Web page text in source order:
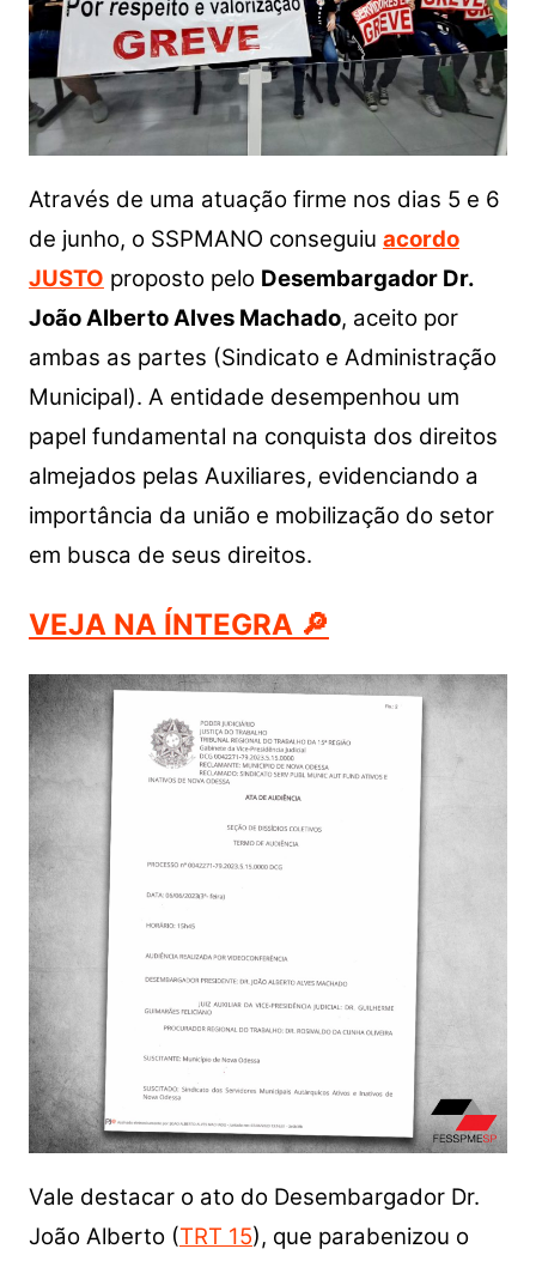
Através de uma atuação firme nos dias 5 e 6
de junho, o SSPMANO conseguiu acordo
JUSTO proposto pelo Desembargador Dr.
João Alberto Alves Machado, aceito por
ambas as partes (Sindicato e Administração
Municipal). A entidade desempenhou um
papel fundamental na conquista dos direitos
almejados pelas Auxiliares, evidenciando a
importância da união e mobilização do setor
em busca de seus direitos.
VEJA NA ÍNTEGRA 🔎
Vale destacar o ato do Desembargador Dr.
João Alberto (TRT 15), que parabenizou o